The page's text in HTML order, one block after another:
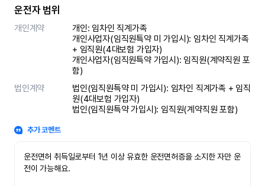
운전자 범위
개인계약
개인: 임차인 직계가족
개인사업자(임직원특약 미 가입시): 임차인 직계가족
+ 임직원(4대보험 가입자)
개인사업자(임직원특약 가입시): 임직원(계약직원 포
함)
법인계약
법인(임직원특약 미 가입시): 임차인 직계가족 + 임직
원(4대보험 가입자)
법인(임직원특약 가입시): 임직원(계약직원 포함)
추가 코멘트
운전면허 취득일로부터 1년 이상 유효한 운전면허증을 소지한 자만 운
전이 가능해요.